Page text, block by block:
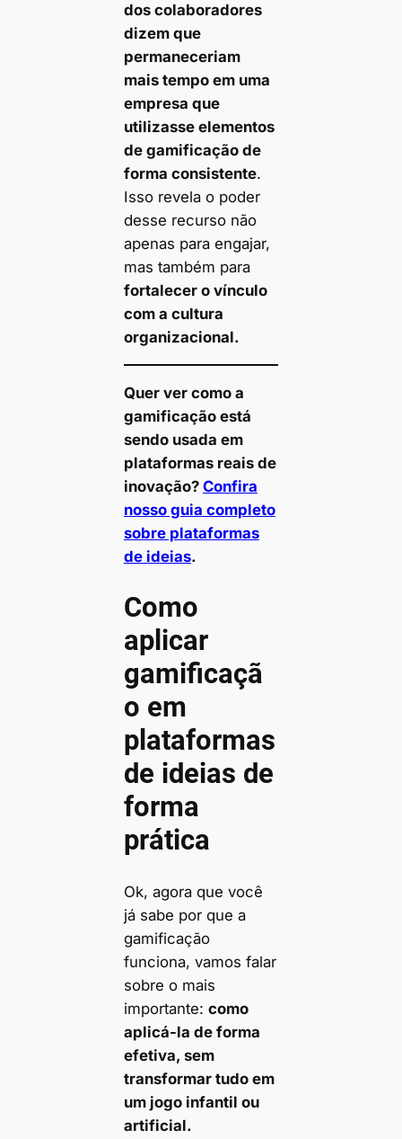
dos colaboradores
dizem que
permaneceriam
mais tempo em uma
empresa que
utilizasse elementos
de gamificação de
forma consistente.
Isso revela o poder
desse recurso não
apenas para engajar,
mas também para
fortalecer o vínculo
com a cultura
organizacional.
Quer ver como a
gamificação está
sendo usada em
plataformas reais de
inovação? Confira
nosso guia completo
sobre plataformas
de ideias.
Como
aplicar
gamificaçã
o em
plataformas
de ideias de
forma
prática
Ok, agora que você
já sabe por que a
gamificação
funciona, vamos falar
sobre o mais
importante: como
aplicá-la de forma
efetiva, sem
transformar tudo em
um jogo infantil ou
artificial.